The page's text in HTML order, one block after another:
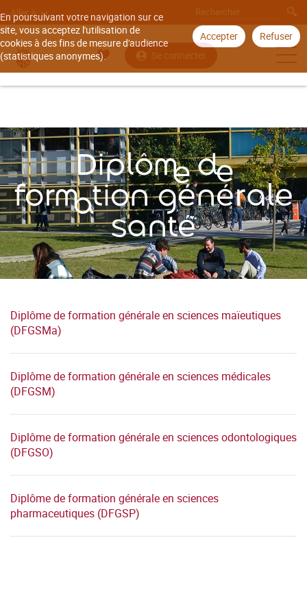
En poursuivant votre navigation sur ce
site, vous acceptez l'utilisation de
cookies à des fins de mesure d'audience
(statistiques anonymes).
Accepter Refuser
Aller à
Se connecter
Accueil
Offre de formation
Diplôme de
formation générale
santé
Diplôme de formation générale en sciences maïeutiques
(DFGSMa)
Diplôme de formation générale en sciences médicales
(DFGSM)
Diplôme de formation générale en sciences odontologiques
(DFGSO)
Diplôme de formation générale en sciences
pharmaceutiques (DFGSP)